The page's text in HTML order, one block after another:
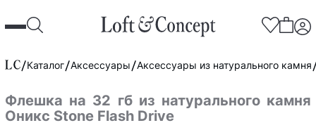
Каталог Аксессуары Аксессуары из натурального камня
Флешка на 32 гб из натурального камня
Оникс Stone Flash Drive